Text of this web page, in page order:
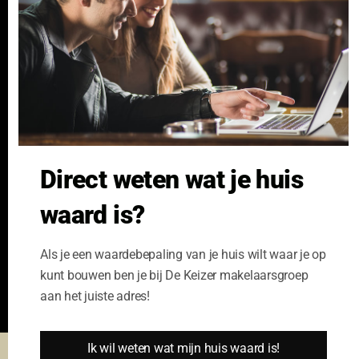
Nieuwbouw
NVM Voorwaarden Consument
NVM Voorwaarden
Professionele Opdrachtgevers
Verhuren
Taxeren
Hypotheek
Verzekeren
Links
Ibiza Real Estate BDK
NieuwWonenUtrecht
Bedrijfsmakelaars
Kennisbank
Direct weten wat je huis
waard is?
Als je een waardebepaling van je huis wilt waar je op
kunt bouwen ben je bij De Keizer makelaarsgroep
aan het juiste adres!
Ik wil weten wat mijn huis waard is!